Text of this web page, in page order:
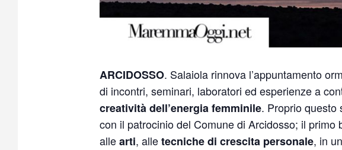
ARCIDOSSO. Salaiola rinnova l’appuntamento
di incontri, seminari, laboratori ed esperienze a
creatività dell’energia femminile. Proprio questo
con il patrocinio del Comune di Arcidosso; il
allearti, alletecniche di crescita personale, in